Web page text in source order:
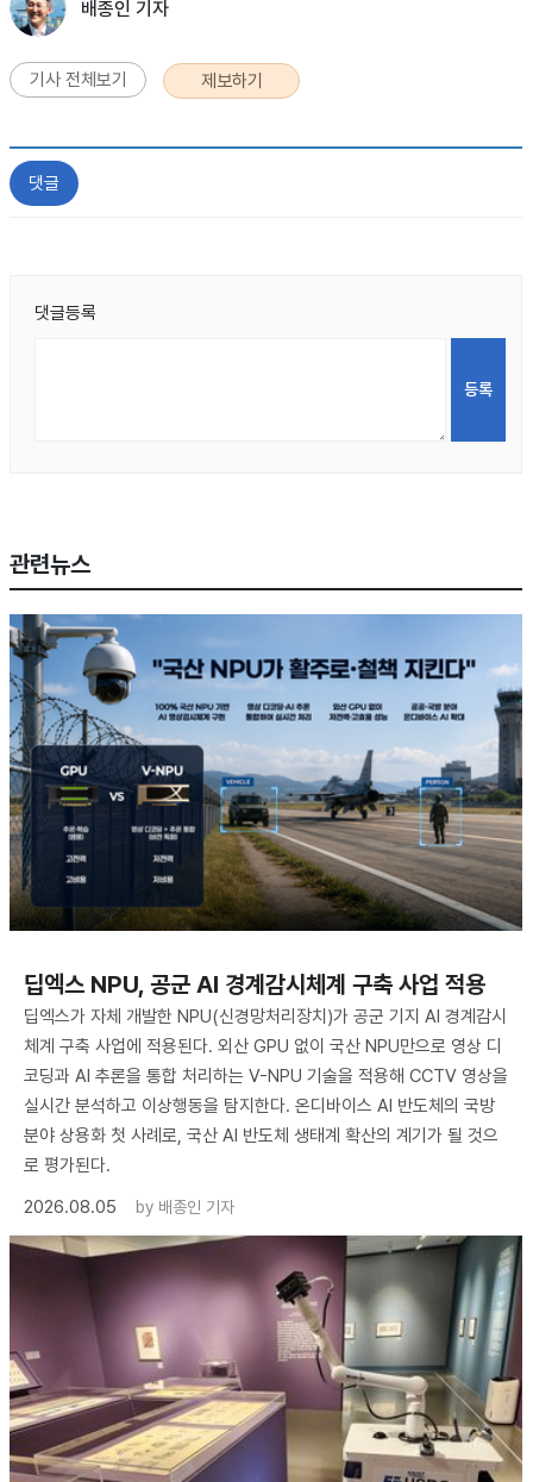
배종인 기자
기사 전체보기 제보하기
댓글
댓글등록
관련뉴스
딥엑스 NPU, 공군 AI 경계감시체계 구축 사업 적용
딥엑스가 자체 개발한 NPU(신경망처리장치)가 공군 기지 AI 경계감시
체계 구축 사업에 적용된다. 외산 GPU 없이 국산 NPU만으로 영상 디
코딩과 AI 추론을 통합 처리하는 V-NPU 기술을 적용해 CCTV 영상을
실시간 분석하고 이상행동을 탐지한다. 온디바이스 AI 반도체의 국방
분야 상용화 첫 사례로, 국산 AI 반도체 생태계 확산의 계기가 될 것으
로 평가된다.
2026.08.05
by 배종인 기자